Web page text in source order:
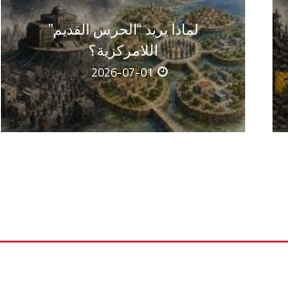
لماذا يريد “الحرس القديم”
اللامركزية؟
2026-07-01